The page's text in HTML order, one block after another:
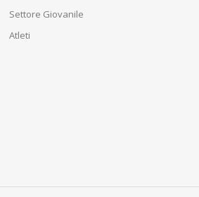
Settore Giovanile
Atleti